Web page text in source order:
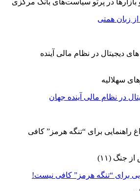
و بازارها در پرتو سیاست‌های بانک مرکزی
زبان همتی
سهلالیه
در نظام مالی آینده جهان
جنگ (۱۱)
برای “تنگه هرمز” کافی نیست!